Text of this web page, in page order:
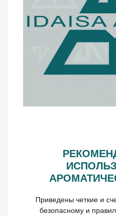
Приведены четкие и
безопасному и